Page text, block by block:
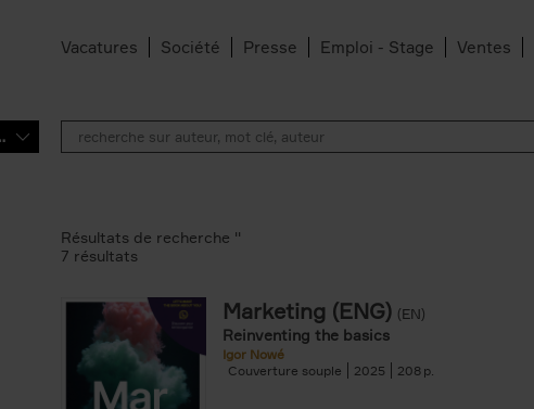
Vacatures Société Presse Emploi - Stage Ventes
Van Belleghem filter
Résultats de recherche ''
7 résultats
Marketing (ENG) (EN)
Reinventing the basics
Igor Nowé
Couverture souple
2025 208